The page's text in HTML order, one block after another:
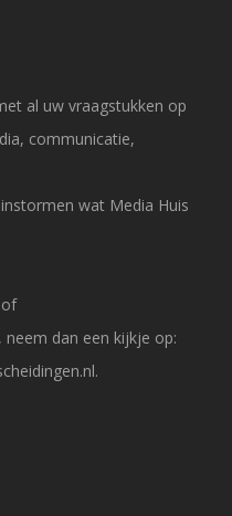
al uw vraagstukken op
communicatie,
wat Media Huis
dan een kijkje op:
.